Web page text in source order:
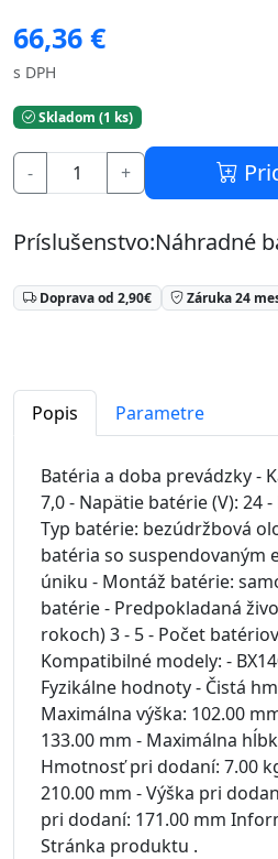
66,36 €
s DPH
Skladom (1 ks)
- +
Príslušenstvo:Náhradné
Doprava od 2,90€ Záruka 24
Popis Parametre
Batéria a doba prevádzky -
7,0 - Napätie batérie (V): 24
Typ batérie: bezúdržbová
batéria so suspendovaným
úniku - Montáž batérie:
batérie - Predpokladaná
rokoch) 3 - 5 - Počet
Kompatibilné modely: -
Fyzikálne hodnoty - Čistá
Maximálna výška: 102.00
133.00 mm - Maximálna
Hmotnosť pri dodaní: 7.00
210.00 mm - Výška pri
pri dodaní: 171.00 mm
Stránka produktu .